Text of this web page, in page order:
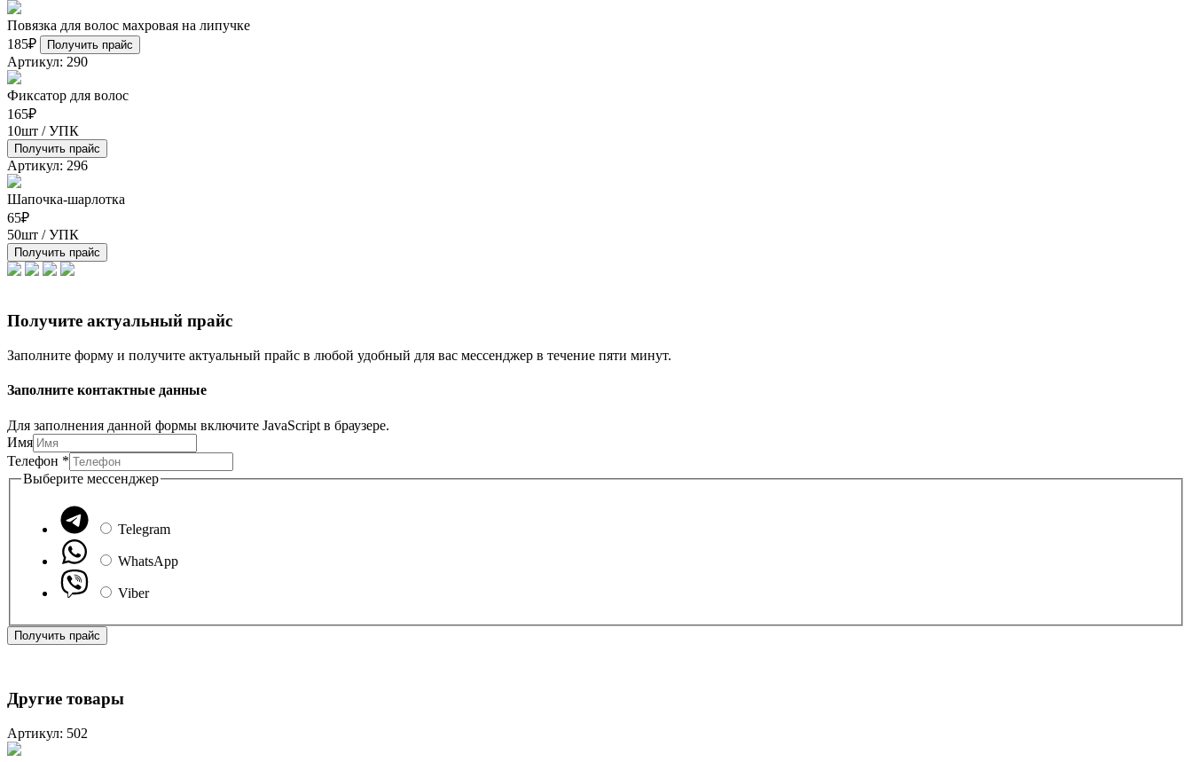
Повязка для волос махровая на липучке
185₽ Получить прайс
Артикул: 290
Фиксатор для волос
165₽
10шт / УПК
Получить прайс
Артикул: 296
Шапочка-шарлотка
65₽
50шт / УПК
Получить прайс
Получите актуальный прайс
Заполните форму и получите актуальный прайс в любой удобный для вас мессенджер в течение пяти минут.
Заполните контактные данные
Для заполнения данной формы включите JavaScript в браузере.
Имя
Телефон *
Выберите мессенджер
Telegram
WhatsApp
Viber
Получить прайс
Другие товары
Артикул: 502